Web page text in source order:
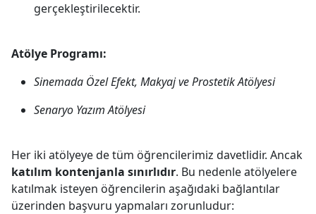
gerçekleştirilecektir.
Atölye Programı:
Sinemada Özel Efekt, Makyaj ve Prostetik Atölyesi
Senaryo Yazım Atölyesi
Her iki atölyeye de tüm öğrencilerimiz davetlidir. Ancak
katılım kontenjanla sınırlıdır. Bu nedenle atölyelere
katılmak isteyen öğrencilerin aşağıdaki bağlantılar
üzerinden başvuru yapmaları zorunludur: